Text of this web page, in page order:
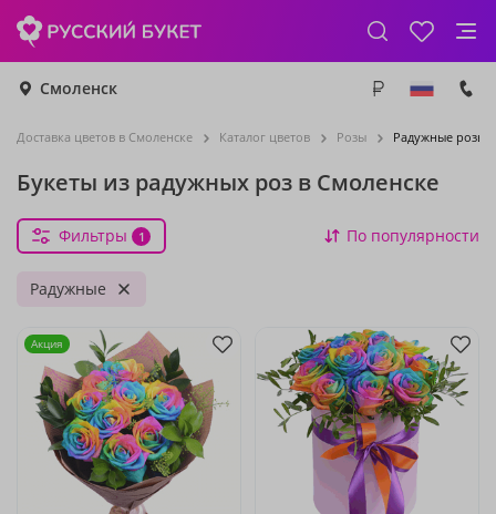
Смоленск
Доставка цветов в Смоленске Каталог цветов Розы Радужные розы
Букеты из радужных роз в Смоленске
Фильтры 1 По популярности
Радужные
Акция